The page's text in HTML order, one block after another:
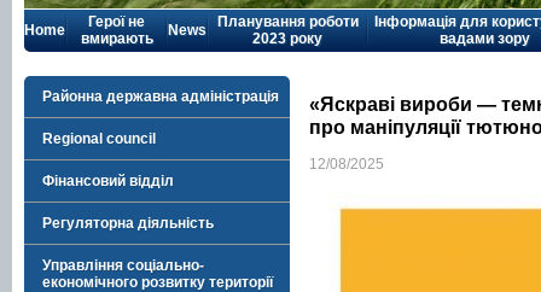
Home
Герої не
вмирають
News
Планування роботи
2023 року
Інформація для
вадами зору
Районна державна адміністрація
Regional council
Фінансовий відділ
Регуляторна діяльність
Управління соціально-
економічного розвитку території
«Яскраві вироби —
про маніпуляції
12/08/2025